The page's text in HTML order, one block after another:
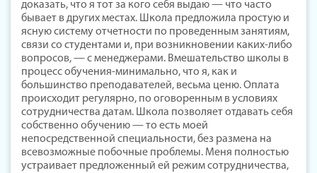
доказать, что я тот за кого себя выдаю — что часто
бывает в других местах. Школа предложила простую и
ясную систему отчетности по проведенным занятиям,
связи со студентами и, при возникновении каких-либо
вопросов, — с менеджерами. Вмешательство школы в
процесс обучения-минимально, что я, как и
большинство преподавателей, весьма ценю. Оплата
происходит регулярно, по оговоренным в условиях
сотрудничества датам. Школа позволяет отдавать себя
собственно обучению — то есть моей
непосредственной специальности, без размена на
всевозможные побочные проблемы. Меня полностью
устраивает предложенный ей режим сотрудничества,